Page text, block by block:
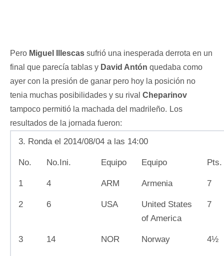
Pero Miguel Illescas sufrió una inesperada derrota en un
final que parecía tablas y David Antón quedaba como
ayer con la presión de ganar pero hoy la posición no
tenia muchas posibilidades y su rival Cheparinov
tampoco permitió la machada del madrileño. Los
resultados de la jornada fueron:
3. Ronda el 2014/08/04 a las 14:00
No. No.Ini. Equipo Equipo Pts.
1 4 ARM Armenia 7
2 6 USA
United States
of America
7
3 14 NOR Norway 4½